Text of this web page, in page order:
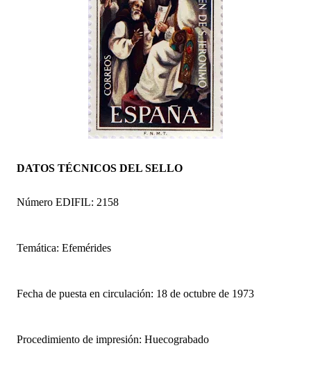
DATOS TÉCNICOS DEL SELLO
Número EDIFIL: 2158
Temática: Efemérides
Fecha de puesta en circulación: 18 de octubre de 1973
Procedimiento de impresión: Huecograbado